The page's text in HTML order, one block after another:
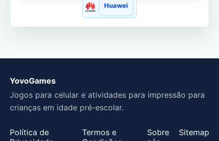
Huawei
YovoGames
Jogos para celular e atividades para impressão para
crianças em idade pré-escolar.
Política de
Termos e
Sobre
Sitemap